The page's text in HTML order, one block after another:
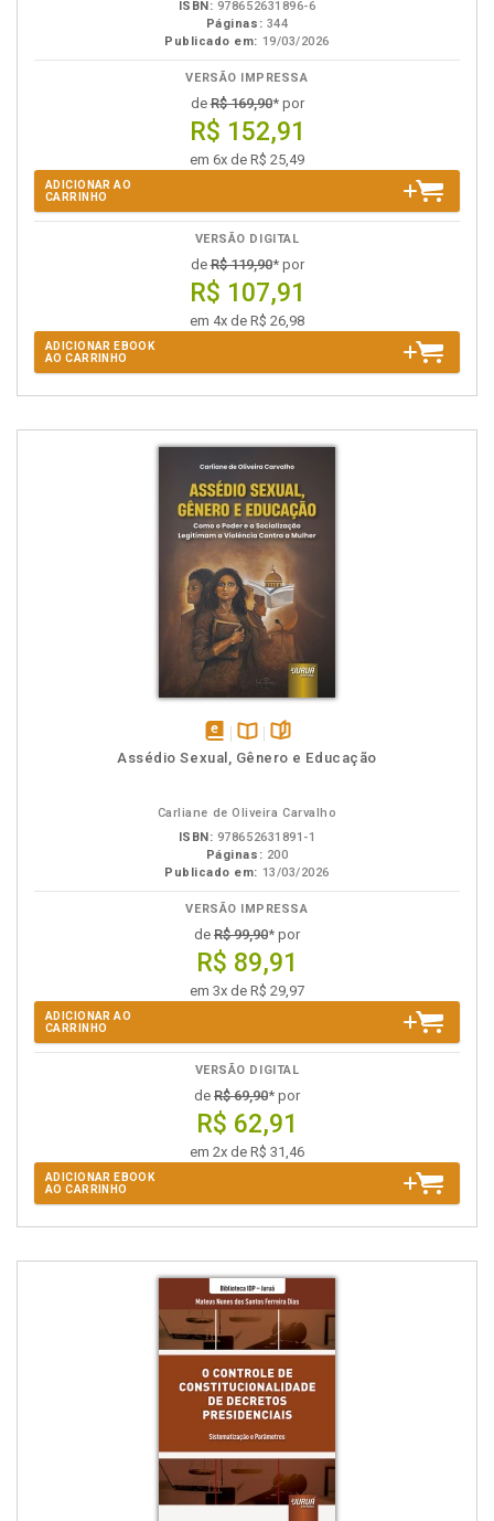
ISBN: 978652631896-6
Páginas: 344
Publicado em: 19/03/2026
VERSÃO IMPRESSA
deR$ 169,90* por
R$ 152,91
em 6x de R$ 25,49
ADICIONAR AO
CARRINHO
VERSÃO DIGITAL
deR$ 119,90* por
R$ 107,91
em 4x de R$ 26,98
ADICIONAR EBOOK
AO CARRINHO
disponível
Disponível
páginas
Assédio Sexual, Gênero e Educação
Carliane de Oliveira Carvalho
ISBN: 978652631891-1
Páginas: 200
Publicado em: 13/03/2026
VERSÃO IMPRESSA
de R$ 99,90* por
R$ 89,91
em 3x de R$ 29,97
ADICIONAR AO
CARRINHO
VERSÃO DIGITAL
de R$ 69,90* por
R$ 62,91
em 2x de R$ 31,46
ADICIONAR EBOOK
AO CARRINHO